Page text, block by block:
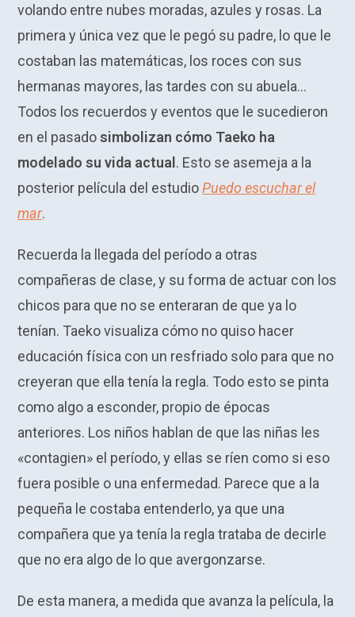
volando entre nubes moradas, azules y rosas. La
primera y única vez que le pegó su padre, lo que le
costaban las matemáticas, los roces con sus
hermanas mayores, las tardes con su abuela…
Todos los recuerdos y eventos que le sucedieron
en el pasadosimbolizan cómo Taeko ha
modelado su vida actual. Esto se asemeja a la
posterior película del estudioPuedo escuchar el
mar.
Recuerda la llegada del período a otras
compañeras de clase, y su forma de actuar con los
chicos para que no se enteraran de que ya lo
tenían. Taeko visualiza cómo no quiso hacer
educación física con un resfriado solo para que no
creyeran que ella tenía la regla. Todo esto se pinta
como algo a esconder, propio de épocas
anteriores. Los niños hablan de que las niñas les
«contagien» el período, y ellas se ríen como si eso
fuera posible o una enfermedad. Parece que a la
pequeña le costaba entenderlo, ya que una
compañera que ya tenía la regla trataba de decirle
que no era algo de lo que avergonzarse.
De esta manera, a medida que avanza la película, la